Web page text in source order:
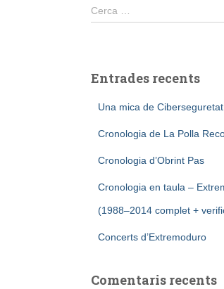
Cerca:
Cerca …
Entrades recents
Una mica de Ciberseguretat
Cronologia de La Polla
Cronologia d’Obrint Pas
Cronologia en taula –
(1988–2014 complet +
Concerts d’Extremoduro
Comentaris recents